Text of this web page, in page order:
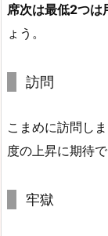
席次は最低2つは
ょう。
訪問
こまめに訪問し
度の上昇に期待で
牢獄